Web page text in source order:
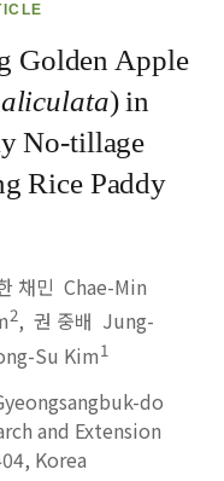
Golden Apple
) in
No-tillage
Rice Paddy
채민 Chae-Min
2, 권 중배 Jung-
Su Kim1
do
and Extension
Korea